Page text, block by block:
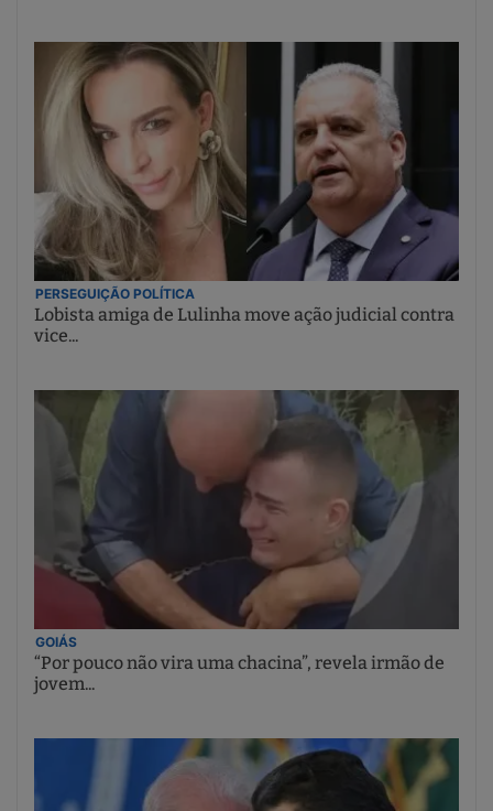
PERSEGUIÇÃO POLÍTICA
Lobista amiga de Lulinha move ação judicial contra
vice...
GOIÁS
“Por pouco não vira uma chacina”, revela irmão de
jovem...